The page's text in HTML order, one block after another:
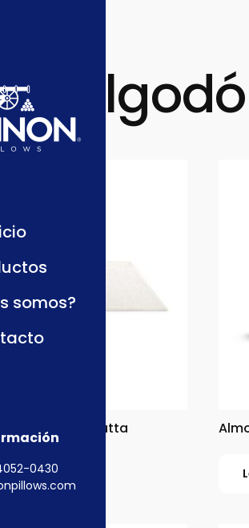
somos?
0430
de Baño Wamsutta